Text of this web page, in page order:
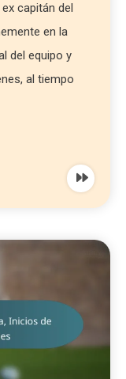
capitán del
en la
del equipo y
al tiempo